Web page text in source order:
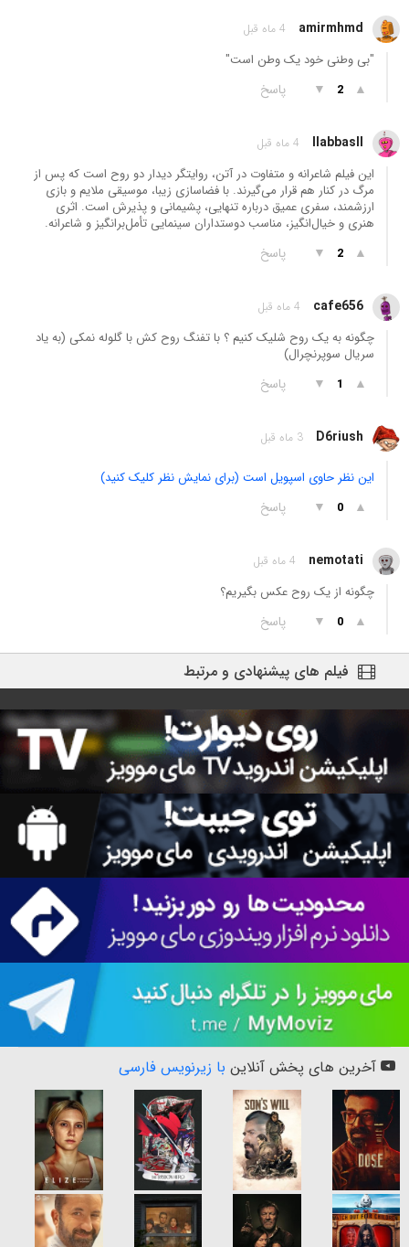
amirmhmd 4 ماه قبل
"بی وطنی خود یک وطن است"
▲
2
▼ پاسخ
llabbasll 4 ماه قبل
این فیلم شاعرانه و متفاوت در آتن، روایتگر دیدار دو روح است که پس از
مرگ در کنار هم قرار می‌گیرند. با فضاسازی زیبا، موسیقی ملایم و بازی‌
ارزشمند، سفری عمیق درباره تنهایی، پشیمانی و پذیرش است. اثری
هنری و خیال‌انگیز، مناسب دوستداران سینمایی تأمل‌برانگیز و شاعرانه.
▲
2
▼ پاسخ
cafe656 4 ماه قبل
چگونه به یک روح شلیک کنیم ؟ با تفنگ روح کش با گلوله نمکی (به یاد
سریال سوپرنچرال)
▲
1
▼ پاسخ
D6riush 3 ماه قبل
این نظر حاوی اسپویل است (برای نمایش نظر کلیک کنید)
▲
0
▼ پاسخ
nemotati 4 ماه قبل
چگونه از یک روح عکس بگیریم؟
▲
0
▼ پاسخ
فیلم های پیشنهادی و مرتبط
آخرین های پخش آنلاین با زیرنویس فارسی